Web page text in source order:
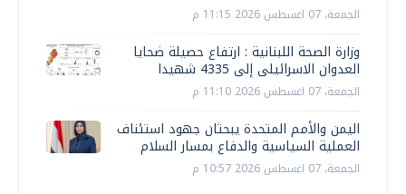
الجمعة، 07 اغسطس 2026 11:15 م
وزارة الصحة اللبنانية : ارتفاع حصيلة ضحايا
العدوان الاسرائيلى إلى 4335 شهيدا
الجمعة، 07 اغسطس 2026 11:10 م
اليمن والأمم المتحدة يبحثان جهود استئناف
العملية السياسية والدفاع بمسار السلام
الجمعة، 07 اغسطس 2026 10:57 م